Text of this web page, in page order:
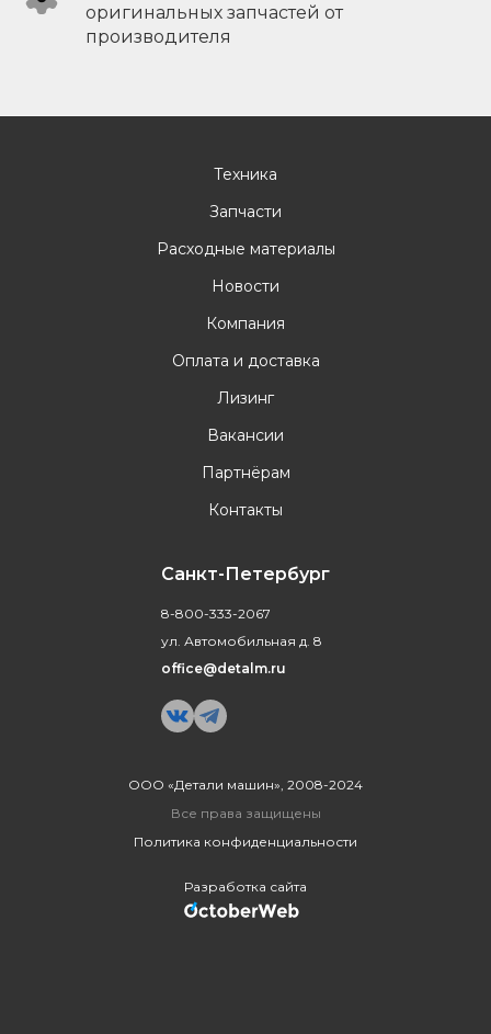
оригинальных запчастей от
производителя
ООО «Детали машин», 2008-2024
Все права защищены
Политика конфиденциальности
Разработка сайта
Техника
Запчасти
Расходные материалы
Новости
Компания
Оплата и доставка
Лизинг
Вакансии
Партнёрам
Контакты
Санкт-Петербург
8-800-333-2067
ул. Автомобильная д. 8
office@detalm.ru